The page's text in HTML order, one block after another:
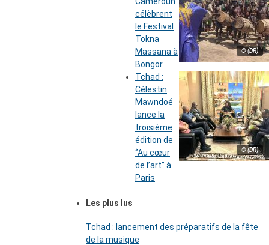
© (DR)
célèbrent
le Festival
Tokna
Massana à
Bongor
© (DR)
Tchad :
Célestin
Mawndoé
lance la
troisième
édition de
‘’Au cœur
de l’art’’ à
Paris
Les plus lus
Tchad : lancement des préparatifs de la fête
de la musique